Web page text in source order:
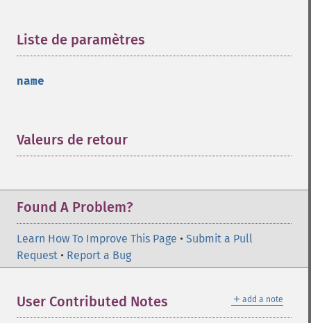
Liste de paramètres
name
Valeurs de retour
Found A Problem?
Learn How To Improve This Page • Submit a Pull
Request • Report a Bug
＋ add a note
User Contributed Notes